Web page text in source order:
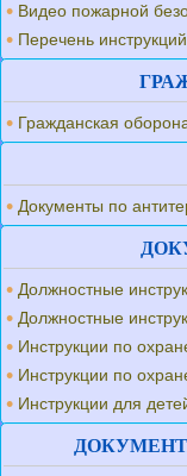
Видео пожарной
Перечень
Гражданская
Документы по
Должностные
Должностные
Инструкции по
Инструкции по
Инструкции для